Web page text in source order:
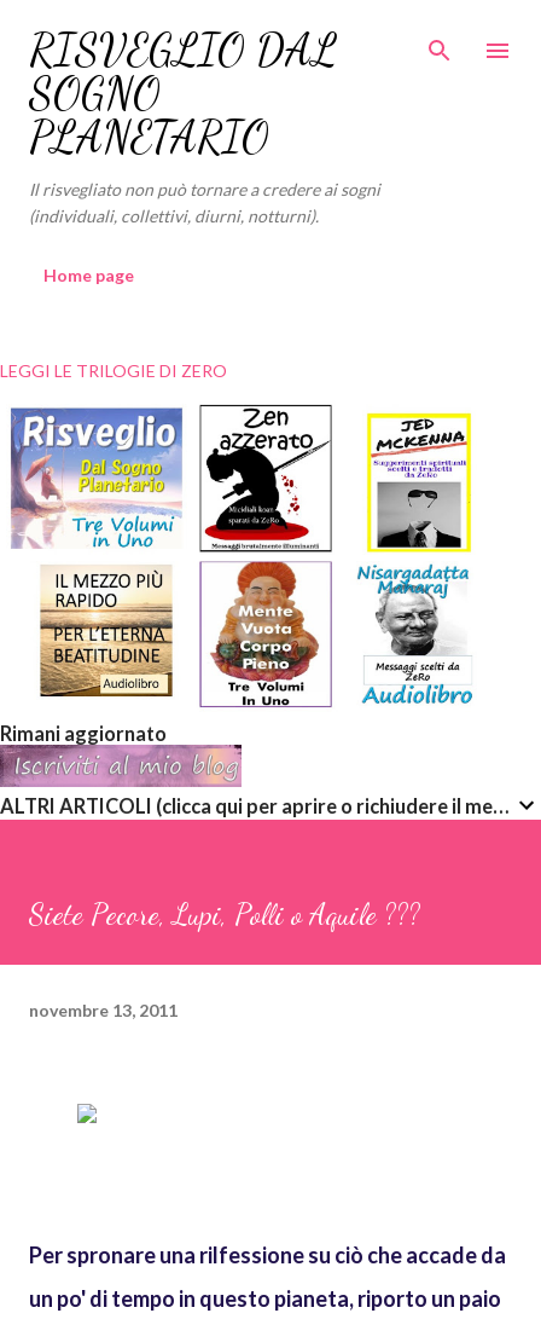
Passa ai contenuti principali
RISVEGLIO DAL
SOGNO
PLANETARIO
Il risvegliato non può tornare a credere ai sogni
(individuali, collettivi, diurni, notturni).
Home page
LEGGI LE TRILOGIE DI ZERO
Rimani aggiornato
ALTRI ARTICOLI (clicca qui per aprire o richiudere il menù a discesa)
Siete Pecore, Lupi, Polli o Aquile ???
novembre 13, 2011
Per spronare una rilfessione su ciò che accade da
un po' di tempo in questo pianeta, riporto un paio